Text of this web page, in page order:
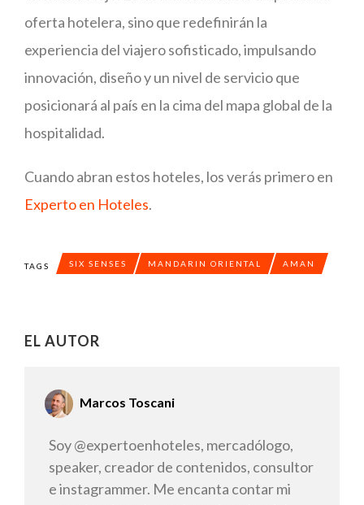
oferta hotelera, sino que redefinirán la
experiencia del viajero sofisticado, impulsando
innovación, diseño y un nivel de servicio que
posicionará al país en la cima del mapa global de la
hospitalidad.
Cuando abran estos hoteles, los verás primero en
Experto en Hoteles.
TAGS SIX SENSES MANDARIN ORIENTAL AMAN
EL AUTOR
Marcos Toscani
Soy @expertoenhoteles, mercadólogo,
speaker, creador de contenidos, consultor
e instagrammer. Me encanta contar mi